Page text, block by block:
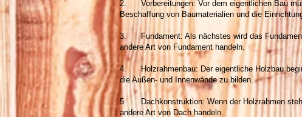
2. Vorbereitungen: Vor dem eigentlichen Bau
Beschaffung von Baumaterialien und die
3. Fundament: Als nächstes wird das Fundament
andere Art von Fundament handeln.
4. Holzrahmenbau: Der eigentliche Holzbau
die Außen- und Innenwände zu bilden.
5. Dachkonstruktion: Wenn der Holzrahmen
andere Art von Dach handeln.